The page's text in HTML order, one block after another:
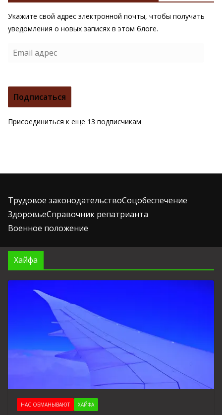
Укажите свой адрес электронной почты, чтобы получать
уведомления о новых записях в этом блоге.
i
а
д
Подписаться
Присоединиться к еще 13 подписчикам
Трудовое законодательствоСоцобеспечение
ЗдоровьеСправочник репатрианта
Военное положение
Хайфа
НАС ОБМАНЫВАЮТ ХАЙФА